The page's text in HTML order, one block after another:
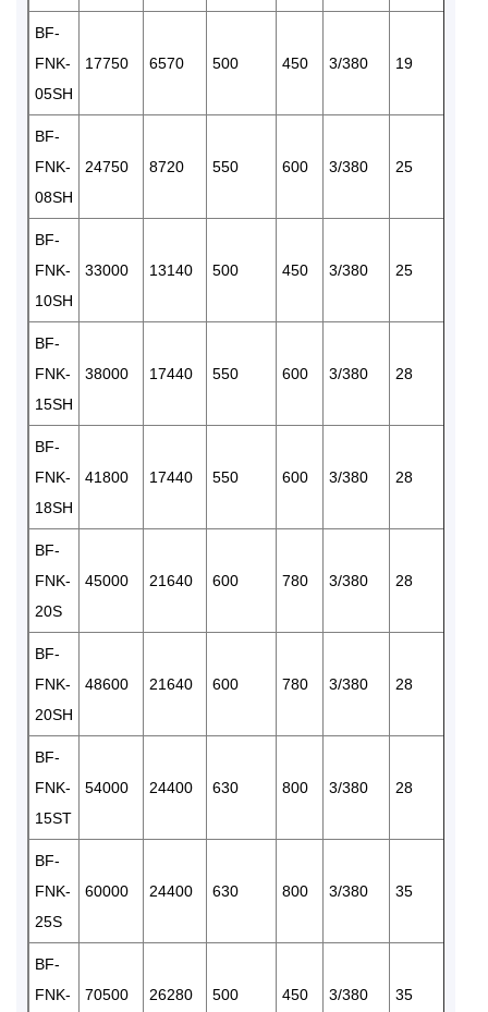
BF-
FNK-
05SH
17750 6570 500 450 3/380 19
BF-
FNK-
08SH
24750 8720 550 600 3/380 25
BF-
FNK-
10SH
33000 13140 500 450 3/380 25
BF-
FNK-
15SH
38000 17440 550 600 3/380 28
BF-
FNK-
18SH
41800 17440 550 600 3/380 28
BF-
FNK-
20S
45000 21640 600 780 3/380 28
BF-
FNK-
20SH
48600 21640 600 780 3/380 28
BF-
FNK-
15ST
54000 24400 630 800 3/380 28
BF-
FNK-
25S
60000 24400 630 800 3/380 35
BF-
FNK-
70500 26280 500 450 3/380 35